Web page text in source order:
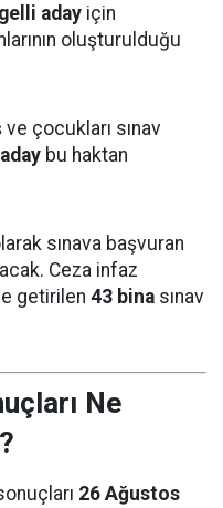
aday için
oluşturulduğu
çocukları sınav
bu haktan
sınava başvuran
Ceza infaz
getirilen 43 bina sınav
Ne
26 Ağustos